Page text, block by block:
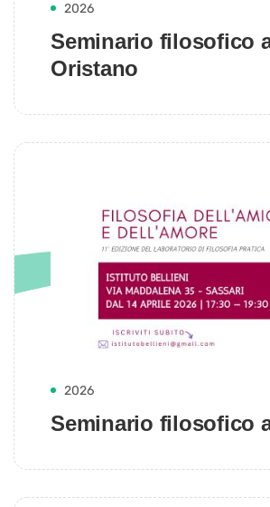
2026
Seminario filosofico
Oristano
2026
Seminario filosofico